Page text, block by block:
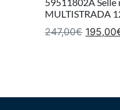
MULTISTRADA
247,00€ Le prix
195,00